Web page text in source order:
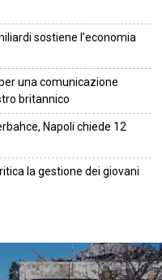
sostiene l’economia
una comunicazione
britannico
Napoli chiede 12
la gestione dei giovani